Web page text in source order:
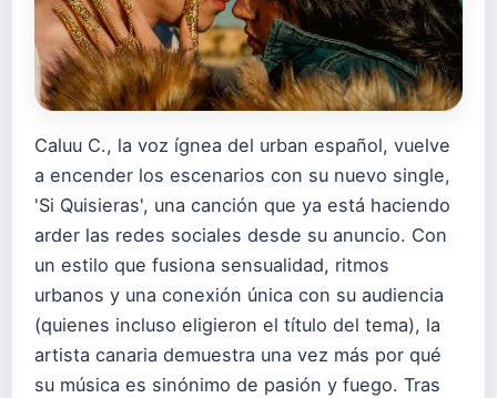
Caluu C., la voz ígnea del urban español, vuelve
a encender los escenarios con su nuevo single,
'Si Quisieras', una canción que ya está haciendo
arder las redes sociales desde su anuncio. Con
un estilo que fusiona sensualidad, ritmos
urbanos y una conexión única con su audiencia
(quienes incluso eligieron el título del tema), la
artista canaria demuestra una vez más por qué
su música es sinónimo de pasión y fuego. Tras